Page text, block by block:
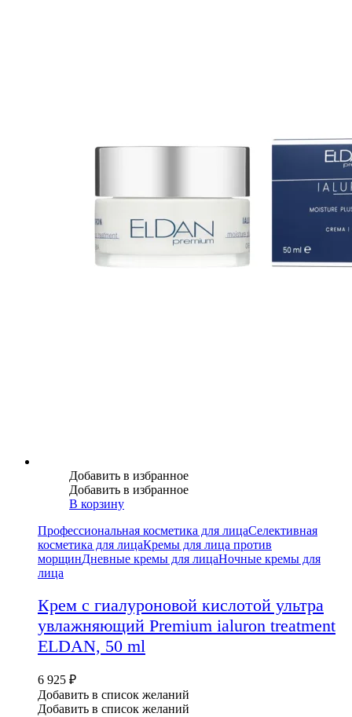
Добавить в избранное
Добавить в избранное
В корзину
Профессиональная косметика для лицаСелективная
косметика для лицаКремы для лица против
морщинДневные кремы для лицаНочные кремы для
лица
Крем с гиалуроновой кислотой ультра
увлажняющий Premium ialuron treatment
ELDAN, 50 ml
6 925 ₽
Добавить в список желаний
Добавить в список желаний